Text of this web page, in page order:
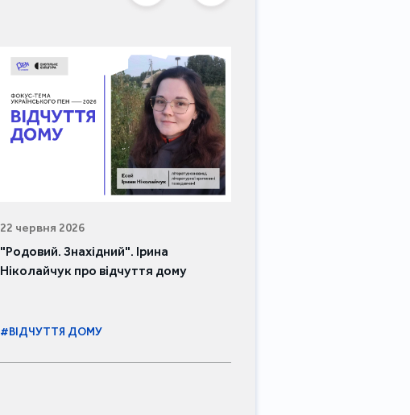
22 червня 2026
"Родовий. Знахідний". Ірина
Ніколайчук про відчуття дому
#ВІДЧУТТЯ ДОМУ